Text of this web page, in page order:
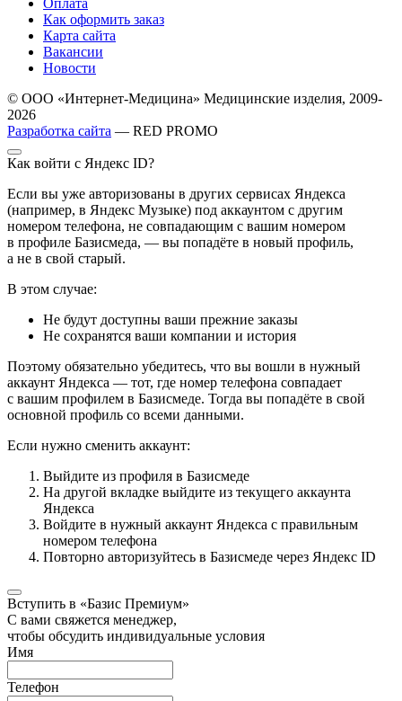
Как оформить заказ
Карта сайта
Вакансии
Новости
© ООО «Интернет-Медицина» Медицинские изделия, 2009-
2026
Разработка сайта — RED PROMO
Как войти с Яндекс ID?
Если вы уже авторизованы в других сервисах Яндекса
(например, в Яндекс Музыке) под аккаунтом с другим
номером телефона, не совпадающим с вашим номером
в профиле Базисмеда, — вы попадёте в новый профиль,
а не в свой старый.
В этом случае:
Не будут доступны ваши прежние заказы
Не сохранятся ваши компании и история
Поэтому обязательно убедитесь, что вы вошли в нужный
аккаунт Яндекса — тот, где номер телефона совпадает
с вашим профилем в Базисмеде. Тогда вы попадёте в свой
основной профиль со всеми данными.
Если нужно сменить аккаунт:
Выйдите из профиля в Базисмеде
На другой вкладке выйдите из текущего аккаунта
Яндекса
Войдите в нужный аккаунт Яндекса с правильным
номером телефона
Повторно авторизуйтесь в Базисмеде через Яндекс ID
Вступить в «Базис Премиум»
С вами свяжется менеджер,
чтобы обсудить индивидуальные условия
Имя
Телефон